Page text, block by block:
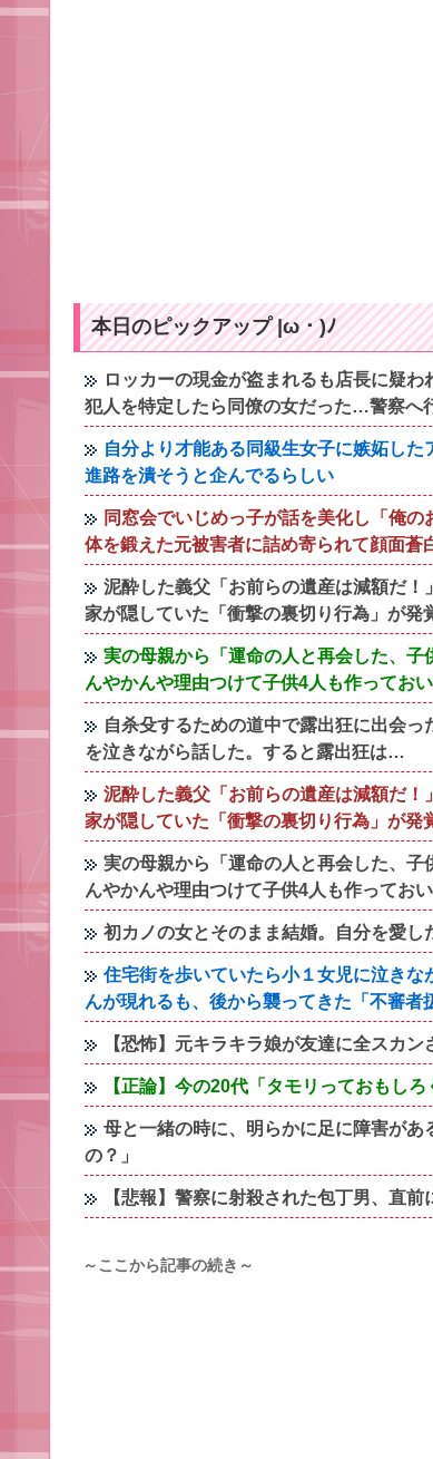
本日のピックアップ |ω・)ﾉ
ロッカーの現金が盗まれるも店長に疑
犯人を特定したら同僚の女だった…警察へ
自分より才能ある同級生女子に嫉妬し
進路を潰そうと企んでるらしい
同窓会でいじめっ子が話を美化し「俺
体を鍛えた元被害者に詰め寄られて顔面蒼
泥酔した義父「お前らの遺産は減額だ
家が隠していた「衝撃の裏切り行為」が
実の母親から「運命の人と再会した、
んやかんや理由つけて子供4人も作ってお
自杀殳するための道中で露出狂に出会
を泣きながら話した。すると露出狂は…
泥酔した義父「お前らの遺産は減額だ
家が隠していた「衝撃の裏切り行為」が
実の母親から「運命の人と再会した、
んやかんや理由つけて子供4人も作ってお
初カノの女とそのまま結婚。自分を愛
住宅街を歩いていたら小１女児に泣き
んが現れるも、後から襲ってきた「不審
【恐怖】元キラキラ娘が友達に全スカ
【正論】今の20代「タモリっておもし
母と一緒の時に、明らかに足に障害が
の？」
【悲報】警察に射殺された包丁男、直
～ここから記事の続き～